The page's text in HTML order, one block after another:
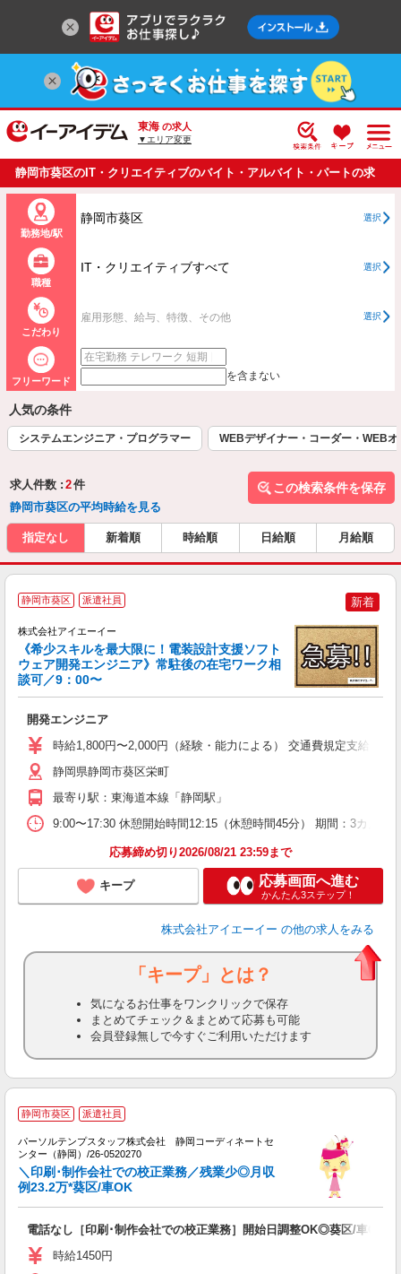
東海 の求人
▼エリア変更
静岡市葵区のIT・クリエイティブのバイト・アルバイト・パートの求
人情報一覧
勤務地/駅
静岡市葵区 選択
職種
IT・クリエイティブすべて 選択
こだわり
雇用形態、給与、特徴、その他 選択
フリーワード を含まない
人気の条件
システムエンジニア・プログラマー WEBデザイナー・コーダー・WEBオ
求人件数 : 2件
静岡市葵区の平均時給を見る
この検索条件を保存
指定なし 新着順 時給順 日給順 月給順
静岡市葵区 派遣社員 新着
株式会社アイエーイー
《希少スキルを最大限に！電装設計支援ソフト
ウェア開発エンジニア》常駐後の在宅ワーク相
談可／9：00〜
開発エンジニア
時給1,800円〜2,000円（経験・能力による） 交通費規定支給（
静岡県静岡市葵区栄町
最寄り駅：東海道本線「静岡駅」
9:00〜17:30 休憩開始時間12:15（休憩時間45分） 期間：3カ月
応募締め切り2026/08/21 23:59まで
キープ 応募画面へ進む
かんたん3ステップ！
株式会社アイエーイー の他の求人をみる
「キープ」とは？
気になるお仕事をワンクリックで保存
まとめてチェック＆まとめて応募も可能
会員登録無しで今すぐご利用いただけます
静岡市葵区 派遣社員
パーソルテンプスタッフ株式会社 静岡コーディネートセ
ンター（静岡）/26-0520270
＼印刷･制作会社での校正業務／残業少◎月収
例23.2万*葵区/車OK
電話なし［印刷･制作会社での校正業務］開始日調整OK◎葵区/車OK
時給1450円